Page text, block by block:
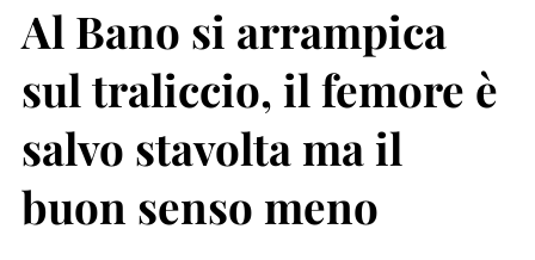
Al Bano si arrampica
sul traliccio, il femore è
salvo stavolta ma il
buon senso meno